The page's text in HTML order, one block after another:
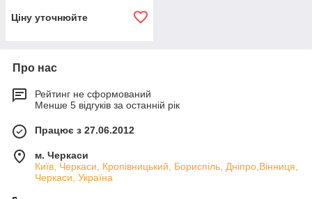
Ціну уточнюйте
Про нас
Рейтинг не сформований
Менше 5 відгуків за останній рік
Працює з 27.06.2012
м. Черкаси
Київ, Черкаси, Кропівницький, Бориспіль, Дніпро,Вінниця,
Черкаси, Україна